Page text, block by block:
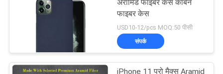
गुणवत्ता
नियंत्रण
अरामिड फाइबर केस कार्बन
फाइबर केस
USD10-12/pcs MOQ:50 पीसी
संपर्क
iPhone 11 प्रो मैक्स Aramid